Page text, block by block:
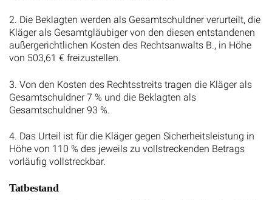
2. Die Beklagten werden als Gesamtschuldner verurteilt, die
Kläger als Gesamtgläubiger von den diesen entstandenen
außergerichtlichen Kosten des Rechtsanwalts B., in Höhe
von 503,61 € freizustellen.
3. Von den Kosten des Rechtsstreits tragen die Kläger als
Gesamtschuldner 7 % und die Beklagten als
Gesamtschuldner 93 %.
4. Das Urteil ist für die Kläger gegen Sicherheitsleistung in
Höhe von 110 % des jeweils zu vollstreckenden Betrags
vorläufig vollstreckbar.
Tatbestand